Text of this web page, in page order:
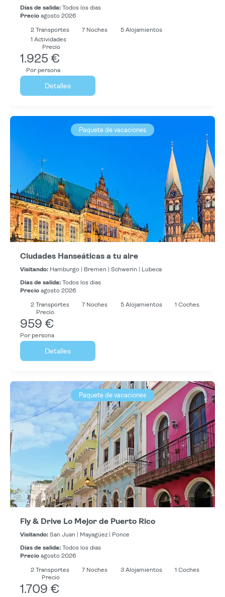
Días de salida: Todos los dias
Precio agosto 2026
2 Transportes 7 Noches
5 Alojamientos
1 Actividades
Precio
1.925 €
Por persona
Detalles
Paquete de vacaciones
Ciudades Hanseáticas a tu aire
Visitando: Hamburgo | Bremen | Schwerin |
Lubeca
Días de salida: Todos los dias
Precio agosto 2026
2 Transportes 7 Noches 5 Alojamientos
1 Coches
Precio
959 €
Por persona
Detalles
Paquete de vacaciones
Fly & Drive Lo Mejor de Puerto Rico
Visitando: San Juan | Mayagüez |
Ponce
Días de salida: Todos los dias
Precio agosto 2026
2 Transportes 7 Noches 3 Alojamientos
1 Coches
Precio
1.709 €